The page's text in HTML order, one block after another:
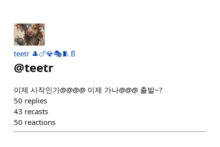
teetr 🎩🍗💎🎭🧵📄
@teetr
이제 시작인가@@@@ 이제 가나@@@ 출발~?
50 replies
43 recasts
50 reactions